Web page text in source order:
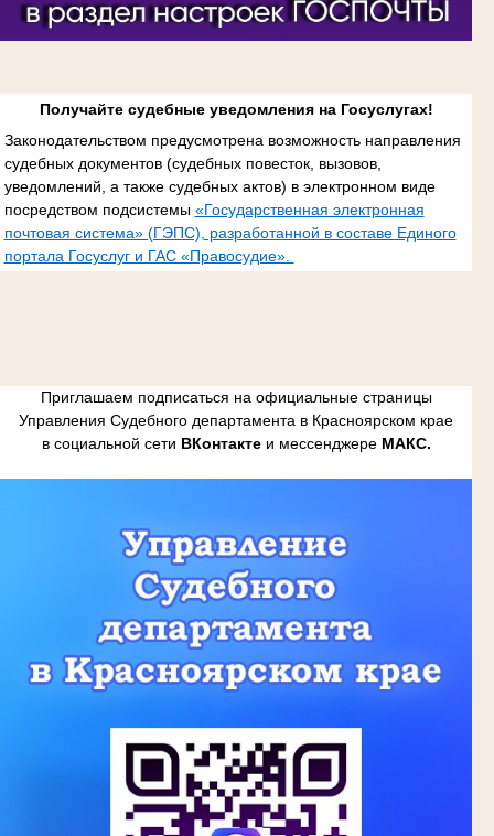
Получайте судебные уведомления на Госуслугах!
Законодательством предусмотрена возможность направления
судебных документов (судебных повесток, вызовов,
уведомлений, а также судебных актов) в электронном виде
посредством подсистемы «Государственная электронная
почтовая система» (ГЭПС), разработанной в составе Единого
портала Госуслуг и ГАС «Правосудие».
Приглашаем подписаться на официальные страницы
Управления Судебного департамента в Красноярском крае
в социальной сети ВКонтактеи мессенджере МАКС.